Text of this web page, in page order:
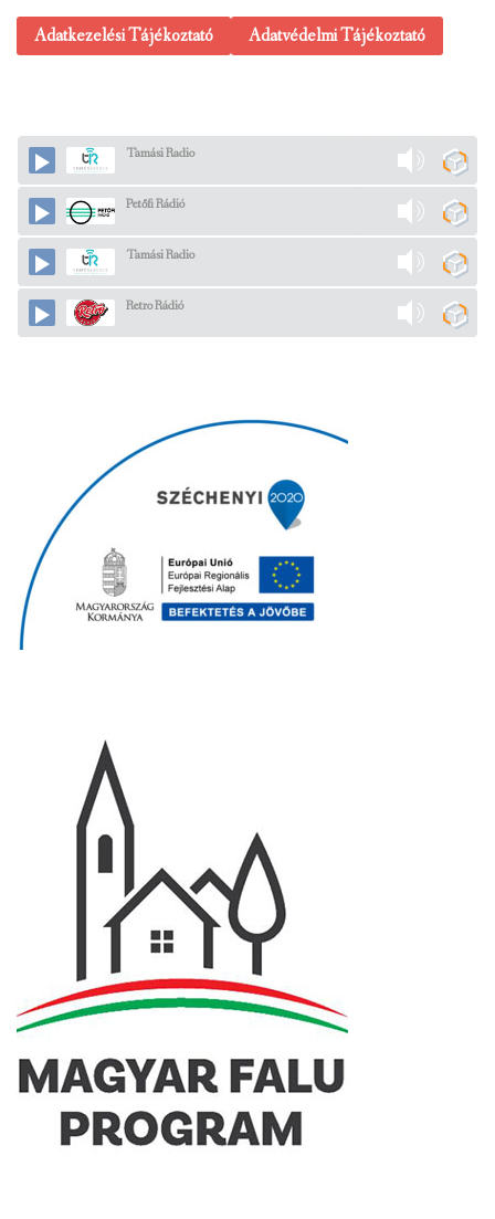
Adatkezelési Tájékoztató Adatvédelmi Tájékoztató
Tamási Radio
Petőfi Rádió
Tamási Radio
Retro Rádió